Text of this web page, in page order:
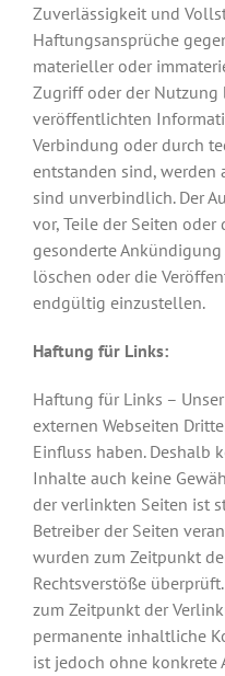
Zuverlässigkeit und
Haftungsansprüche
materieller oder
Zugriff oder der Nutzung
veröffentlichten
Verbindung oder durch
entstanden sind, werden
sind unverbindlich. Der
vor, Teile der Seiten
gesonderte Ankündigung
löschen oder die
endgültig einzustellen.
Haftung für Links:
Haftung für Links –
externen Webseiten
Einfluss haben. Deshalb
Inhalte auch keine
der verlinkten Seiten ist
Betreiber der Seiten
wurden zum Zeitpunkt
Rechtsverstöße
zum Zeitpunkt der
permanente inhaltliche
ist jedoch ohne konkrete